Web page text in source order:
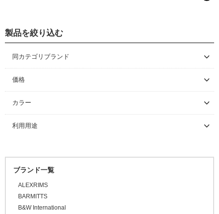
バイクパッキング/アクセサリー
パニアバッグ
その他バッグ
輪行袋
ハードケース
ボトル/ケージ/アダプター類
フェンダー
キャリア
ワークスタンド/ディスプレイスタンド
ワークスタンド
関連アイテム
サイクルトレーナー
関連アイテム
ケミカル
工具
プロテクター
ライト/サイクルコンピューター
ロードバイク
マウンテンバイク/BMX
グラベルバイク/シクロクロス
トライアスロン/タイムトライアル
シューズ
ロードバイク
マウンテンバイク/BMX
シューズアクセサリー
サイクルウェア
レインウェア
サイクルウェア（ウィメンズ）
グローブ/ソックス
ソックス
アームカバー
ハンドルカバー
キャップ/ビーニー
製品を絞り込む
同カテゴリブランド
ALEXRIMS
BLiTE
CHRIS KING
価格
～ \5,000
\5,001 ～ 10,000
\10,001 ～ 20,000
\30,001 ～ 50,000
\50,001 ～
カラー
ブラック
オレンジ
レッド
パープル
利用用途
マウンテンバイク
BMX
FAT BIKE
グラベルバイク
ブランド一覧
ALEXRIMS
BARMITTS
B&W International